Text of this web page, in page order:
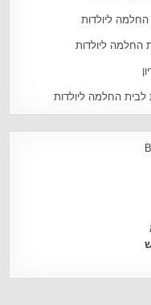
ליולדות
החלמה ליולדות
לבית החלמה ליולדות